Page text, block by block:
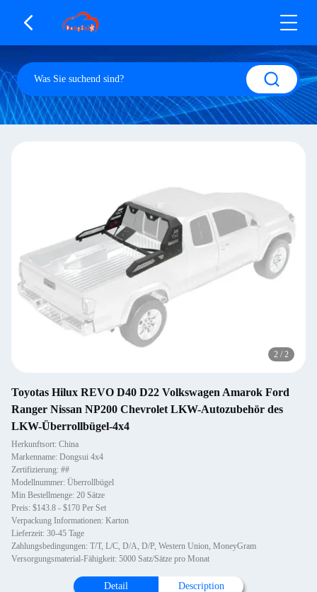
2 / 2
Toyotas Hilux REVO D40 D22 Volkswagen Amarok Ford
Ranger Nissan NP200 Chevrolet LKW-Autozubehör des
LKW-Überrollbügel-4x4
Herkunftsort: China
Markenname: Dongsui 4x4
Zertifizierung: ##
Modellnummer: Überrollbügel
Min Bestellmenge: 20 Sätze
Preis: $143.8 - $170 Per Set
Verpackung Informationen: Karton
Lieferzeit: 30-45 Tage
Zahlungsbedingungen: T/T, L/C, D/A, D/P, Western Union, MoneyGram
Versorgungsmaterial-Fähigkeit: 5000 Satz/Sätze pro Monat
Detail Description